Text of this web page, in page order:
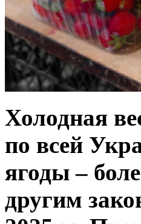
Холодная
по всей
ягоды –
другим